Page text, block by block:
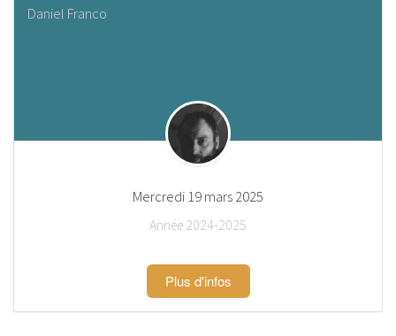
Daniel Franco
Mercredi 19 mars 2025
Année 2024-2025
Plus d'infos